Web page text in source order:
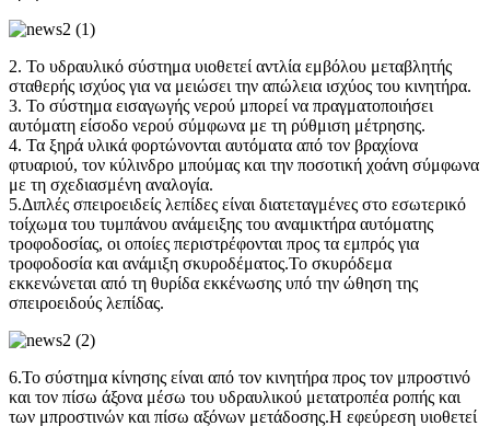
2. Το υδραυλικό σύστημα υιοθετεί αντλία εμβόλου μεταβλητής
σταθερής ισχύος για να μειώσει την απώλεια ισχύος του κινητήρα.
3. Το σύστημα εισαγωγής νερού μπορεί να πραγματοποιήσει
αυτόματη είσοδο νερού σύμφωνα με τη ρύθμιση μέτρησης.
4. Τα ξηρά υλικά φορτώνονται αυτόματα από τον βραχίονα
φτυαριού, τον κύλινδρο μπούμας και την ποσοτική χοάνη σύμφωνα
με τη σχεδιασμένη αναλογία.
5.Διπλές σπειροειδείς λεπίδες είναι διατεταγμένες στο εσωτερικό
τοίχωμα του τυμπάνου ανάμειξης του αναμικτήρα αυτόματης
τροφοδοσίας, οι οποίες περιστρέφονται προς τα εμπρός για
τροφοδοσία και ανάμιξη σκυροδέματος.Το σκυρόδεμα
εκκενώνεται από τη θυρίδα εκκένωσης υπό την ώθηση της
σπειροειδούς λεπίδας.
6.Το σύστημα κίνησης είναι από τον κινητήρα προς τον μπροστινό
και τον πίσω άξονα μέσω του υδραυλικού μετατροπέα ροπής και
των μπροστινών και πίσω αξόνων μετάδοσης.Η εφεύρεση υιοθετεί